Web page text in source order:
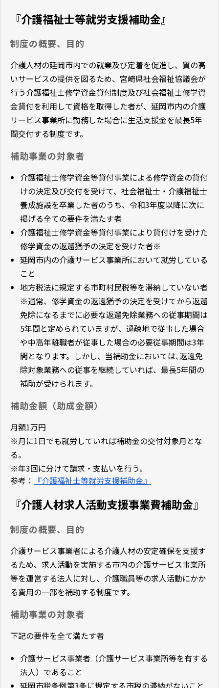
『介護福祉士等就労支援補助金』
制度の概要、目的
介護人材の延岡市内での就業及び定着を促進し、質の高
いサービスの提供を図るため、宮崎県社会福祉協議会が
行う介護福祉士修学資金貸付制度及び社会福祉士修学資
金貸付を利用して資格を取得した者が、延岡市内の介護
サービス事業所に勤務した場合に生活支援金を最長5年
間交付する制度です。
補助事業の対象者
介護福祉士修学資金等貸付事業による修学資金の貸付
けの決定及び交付を受けて、社会福祉士・介護福祉士
養成施設を卒業した者のうち、令和3年度以降に次に
掲げる全ての要件を満たす者
介護福祉士修学資金等貸付事業により貸付けを受けた
修学資金の返還猶予の決定を受けた者※
延岡市内の介護サービス事業所において就労している
こと
地方税法に規定する市町村民税等を滞納していない者
※通常、修学資金の返還猶予の決定を受けてから返還
免除になるまでに必要な返還免除業務への従事期間は
5年間と定められていますが、過疎地で従事した場合
や中高年離職者が従事した場合の必要従事期間は3年
間となります。しかし、当補助金においては､返還免
除対象業務への従事を継続していれば、最長5年間の
補助が受けられます。
補助金額（助成金額）
月額1万円
※月に1日でも就労していれば補助金の交付対象月とな
る。
※年3回に分けて請求・支払いを行う。
参考：
『介護福祉士等就労支援補助金』
『介護人材求人活動支援事業費補助金』
制度の概要、目的
介護サービス事業者による介護人材の安定確保を支援す
るため、求人活動を実施する市内の介護サービス事業所
等を運営する法人に対し、介護職員等の求人活動にかか
る費用の一部を補助する制度です。
補助事業の対象者
下記の要件を全て満たす者
介護サービス事業者（介護サービス事業所等を有する
法人）であること
延岡市税条例第3条に規定する市税の滞納がないこと